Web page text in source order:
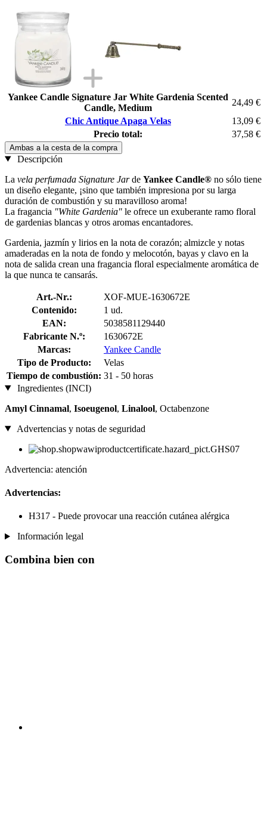
Yankee Candle Signature Jar White Gardenia Scented
Candle, Medium
24,49 €
Chic Antique Apaga Velas
13,09 €
Precio total:
37,58 €
Ambas a la cesta de la compra
Descripción
La vela perfumada Signature Jarde Yankee Candle® no sólo tiene
un diseño elegante, ¡sino que también impresiona por su larga
duración de combustión y su maravilloso aroma!
La fragancia "White Gardenia" le ofrece un exuberante ramo floral
de gardenias blancas y otros aromas encantadores.
Gardenia, jazmín y lirios en la nota de corazón; almizcle y notas
amaderadas en la nota de fondo y melocotón, bayas y clavo en la
nota de salida crean una fragancia floral especialmente aromática de
la que nunca te cansarás.
Art.-Nr.:
XOF-MUE-1630672E
Contenido:
1 ud.
EAN:
5038581129440
Fabricante N.º:
1630672E
Marcas:
Yankee Candle
Tipo de Producto:
Velas
Tiempo de combustión: 31 - 50 horas
Ingredientes (INCI)
Amyl Cinnamal, Isoeugenol, Linalool, Octabenzone
Advertencias y notas de seguridad
Advertencia: atención
Advertencias:
H317 - Puede provocar una reacción cutánea alérgica
Información legal
Combina bien con